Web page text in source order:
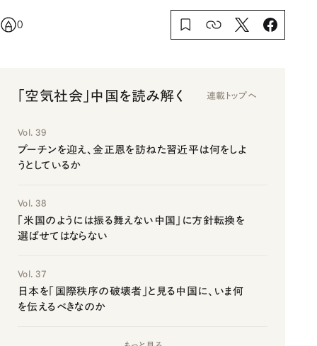
0
「空気社会」中国を読み解く 連載トップへ
Vol. 39
プーチンを迎え、金正恩を訪ねた習近平は何をしよ
うとしているか
Vol. 38
「米国のようには振る舞えない中国」に方針転換を
選ばせてはならない
Vol. 37
日本を「国際秩序の破壊者」と見る中国に、いま何
を伝えるべきなのか